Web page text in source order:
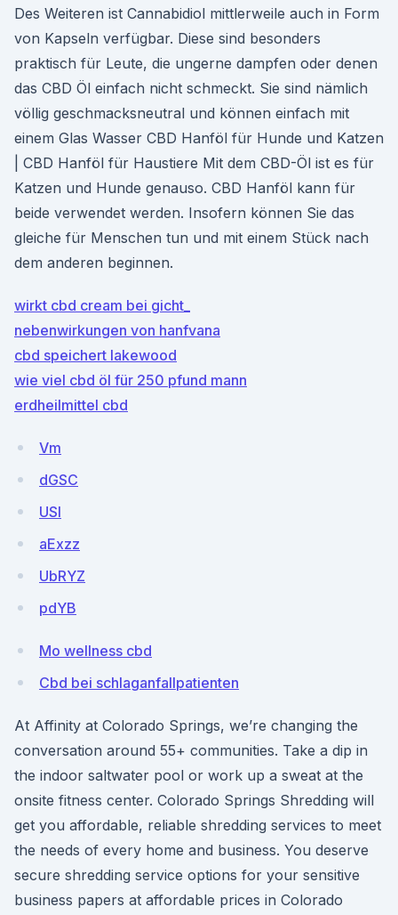
Des Weiteren ist Cannabidiol mittlerweile auch in Form
von Kapseln verfügbar. Diese sind besonders
praktisch für Leute, die ungerne dampfen oder denen
das CBD Öl einfach nicht schmeckt. Sie sind nämlich
völlig geschmacksneutral und können einfach mit
einem Glas Wasser CBD Hanföl für Hunde und Katzen
| CBD Hanföl für Haustiere Mit dem CBD-Öl ist es für
Katzen und Hunde genauso. CBD Hanföl kann für
beide verwendet werden. Insofern können Sie das
gleiche für Menschen tun und mit einem Stück nach
dem anderen beginnen.
wirkt cbd cream bei gicht_
nebenwirkungen von hanfvana
cbd speichert lakewood
wie viel cbd öl für 250 pfund mann
erdheilmittel cbd
Vm
dGSC
USI
aExzz
UbRYZ
pdYB
Mo wellness cbd
Cbd bei schlaganfallpatienten
At Affinity at Colorado Springs, we’re changing the
conversation around 55+ communities. Take a dip in
the indoor saltwater pool or work up a sweat at the
onsite fitness center. Colorado Springs Shredding will
get you affordable, reliable shredding services to meet
the needs of every home and business. You deserve
secure shredding service options for your sensitive
business papers at affordable prices in Colorado